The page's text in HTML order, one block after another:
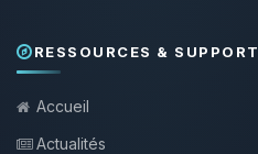
RESSOURCES & SUPPORT
Accueil
Actualités